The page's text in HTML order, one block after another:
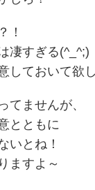
！
凄すぎる(^_^;)
しておいて欲
てませんが、
とともに
いとね！
ますよ～